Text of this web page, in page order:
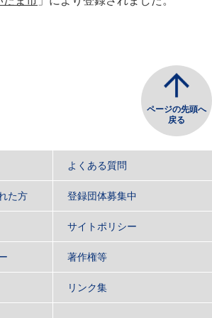
ページの先頭へ
戻る
よくある質問
た方 登録団体募集中
サイトポリシー
著作権等
リンク集